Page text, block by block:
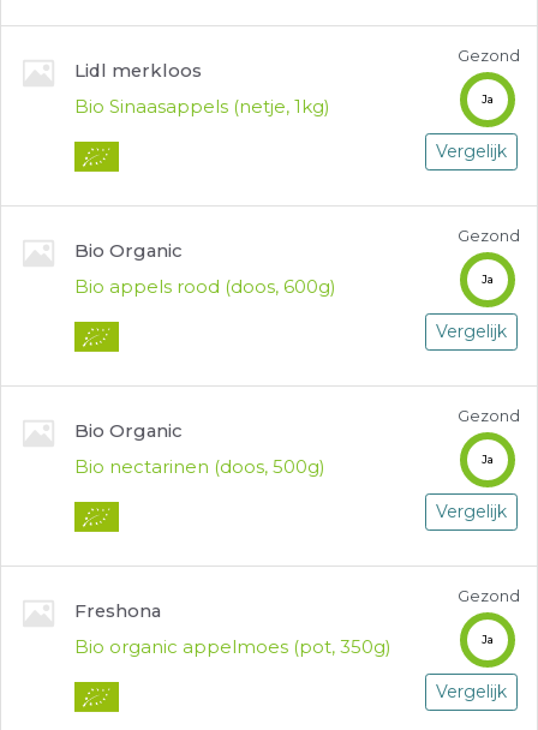
Lidl merkloos
Bio Sinaasappels (netje, 1kg)
Gezond
Ja
Vergelijk
Bio Organic
Bio appels rood (doos, 600g)
Gezond
Ja
Vergelijk
Bio Organic
Bio nectarinen (doos, 500g)
Gezond
Ja
Vergelijk
Freshona
Bio organic appelmoes (pot, 350g)
Gezond
Ja
Vergelijk